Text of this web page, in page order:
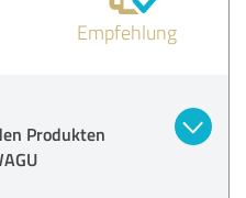
Empfehlung
Produkten